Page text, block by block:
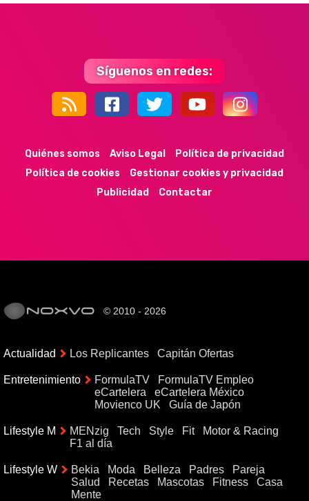
Síguenos en redes:
Quiénes somos Aviso Legal
Política de privacidad
Política de cookies
Gestionar cookies y privacidad
Publicidad
Contactar
© 2010 - 2026
Actualidad Los Replicantes Capitán Ofertas
Entretenimiento FormulaTV
FormulaTV Empleo
eCartelera
eCartelera México
Movienco UK
Guía de Japón
Lifestyle M MENzig Tech Style Fit
Motor & Racing
F1 al día
Lifestyle W Bekia Moda Belleza Padres
Pareja
Salud
Recetas Mascotas Fitness
Casa
Mente